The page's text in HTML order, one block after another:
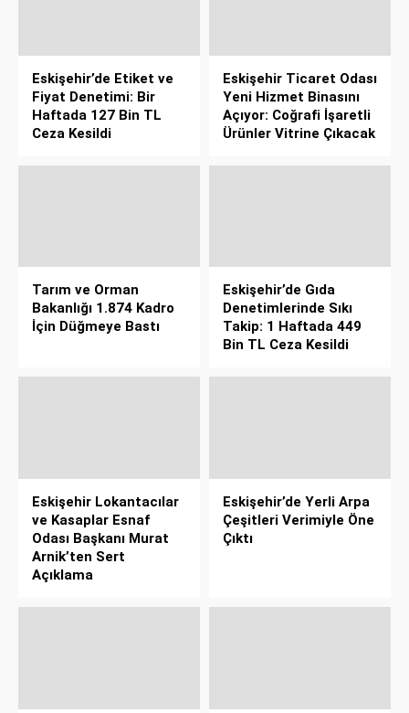
Eskişehir’de Etiket ve
Fiyat Denetimi: Bir
Haftada 127 Bin TL
Ceza Kesildi
Eskişehir Ticaret Odası
Yeni Hizmet Binasını
Açıyor: Coğrafi İşaretli
Ürünler Vitrine Çıkacak
Tarım ve Orman
Bakanlığı 1.874 Kadro
İçin Düğmeye Bastı
Eskişehir’de Gıda
Denetimlerinde Sıkı
Takip: 1 Haftada 449
Bin TL Ceza Kesildi
Eskişehir Lokantacılar
ve Kasaplar Esnaf
Odası Başkanı Murat
Arnik’ten Sert
Açıklama
Eskişehir’de Yerli Arpa
Çeşitleri Verimiyle Öne
Çıktı